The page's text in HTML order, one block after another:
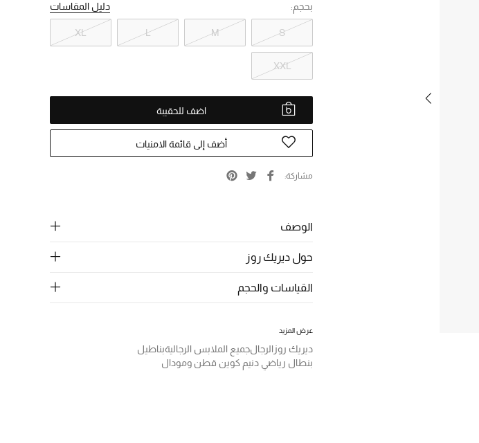
بحجم: دليل المقاسات
S
M
L
XL
XXL
اضف للحقيبة
أضف إلى قائمة الامنيات
مشاركة
الوصف
حول ديريك روز
القياسات والحجم
عرض المزيد
ديريك روز الرجالجميع الملابس الرجاليةبناطيل
بنطال رياضي دنيم كوين قطن ومودال